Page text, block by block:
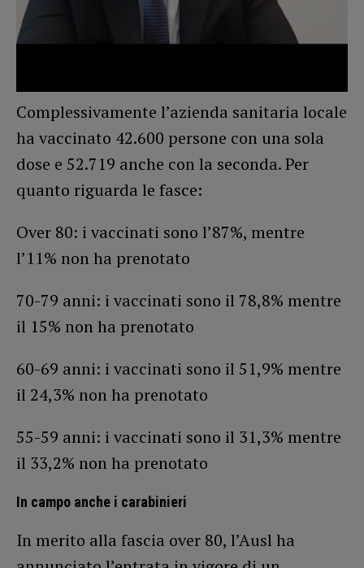
Complessivamente l’azienda sanitaria locale
ha vaccinato 42.600 persone con una sola
dose e 52.719 anche con la seconda. Per
quanto riguarda le fasce:
Over 80: i vaccinati sono l’87%, mentre
l’11% non ha prenotato
70-79 anni: i vaccinati sono il 78,8% mentre
il 15% non ha prenotato
60-69 anni: i vaccinati sono il 51,9% mentre
il 24,3% non ha prenotato
55-59 anni: i vaccinati sono il 31,3% mentre
il 33,2% non ha prenotato
In campo anche i carabinieri
In merito alla fascia over 80, l’Ausl ha